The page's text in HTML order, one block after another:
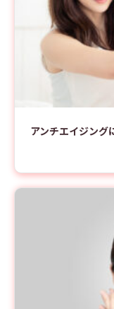
アンチエイジング